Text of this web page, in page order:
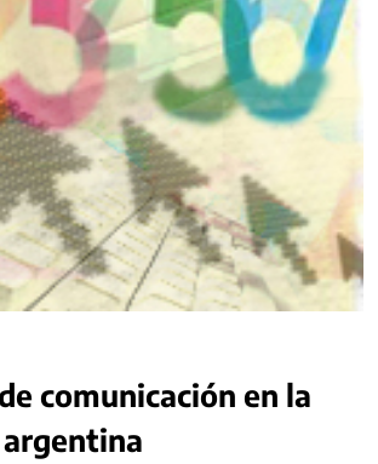
comunicación en la